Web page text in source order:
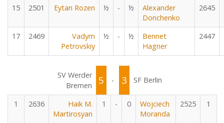
15 2501 Eytan Rozen ½ - ½
Alexander
Donchenko
2645
17 2469
Vadym
Petrovskiy
½ - ½
Bennet
Hagner
2447
SV Werder
Bremen
5 - 3 SF Berlin
1 2636
Haik M.
Martirosyan
1 - 0
Wojciech
Moranda
2525 1